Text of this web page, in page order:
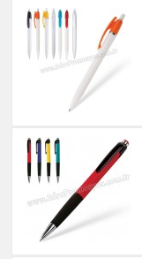
Bardak
Altlığı
Tabağı
Çantası
promosyon
Masa
Seti
Sümen
Takımı
promosyon